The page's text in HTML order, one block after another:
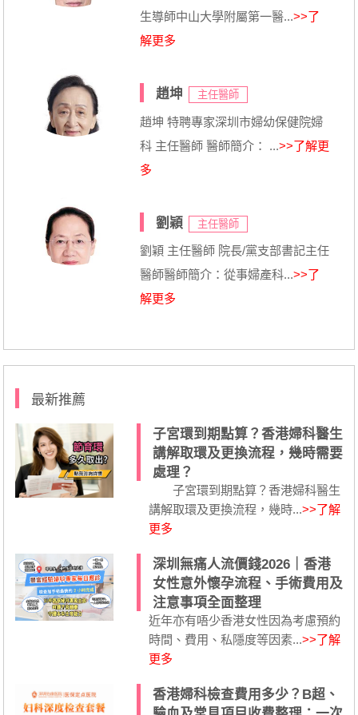
生導師中山大學附屬第一醫...>>了
解更多
趙坤 主任醫師
趙坤 特聘專家深圳市婦幼保健院婦
科 主任醫師 醫師簡介： ...>>了解更
多
劉穎 主任醫師
劉穎 主任醫師 院長/黨支部書記主任
醫師醫師簡介：從事婦產科...>>了
解更多
最新推薦
子宮環到期點算？香港婦科醫生
講解取環及更換流程，幾時需要
處理？
子宮環到期點算？香港婦科醫生
講解取環及更換流程，幾時...>>了解
更多
深圳無痛人流價錢2026｜香港
女性意外懷孕流程、手術費用及
注意事項全面整理
近年亦有唔少香港女性因為考慮預約
時間、費用、私隱度等因素...>>了解
更多
香港婦科檢查費用多少？B超、